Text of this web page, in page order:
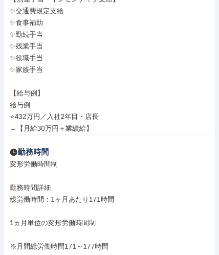
✨交通費規定支給
✨食事補助
✨勤続手当
✨残業手当
✨役職手当
✨家族手当
【給与例】
給与例
⭐432万円／入社2年目・店長
＝【月給30万円＋業績給】
勤務時間
変形労働時間制
勤務時間詳細
総労働時間：1ヶ月あたり171時間
1ヵ月単位の変形労働時間制
※月間総労働時間171～177時間